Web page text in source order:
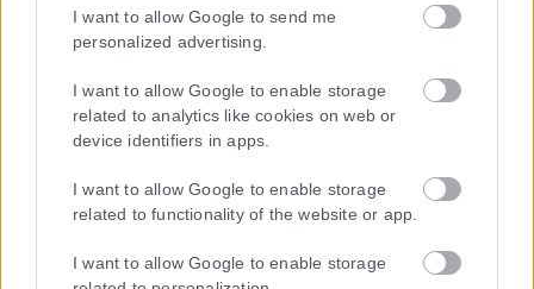
I want to allow Google to send me
personalized advertising.
I want to allow Google to enable storage
related to analytics like cookies on web or
device identifiers in apps.
I want to allow Google to enable storage
related to functionality of the website or app.
I want to allow Google to enable storage
Η εταιρεία με την επωνυμία “POLITICAL MEDIA GROUP A.E.” και κατ’
συμμορφώνονται με τη Σύσταση (ΕΕ) 2018/334 της Επιτροπής της
1ης Μαρτίου 2018 σχετικά με τα μέτρα για την αποτελεσματική
αντιμετώπιση του παράνομου περιεχομένου στο διαδίκτυο (L 63).
Μοναδικός αριθμός Μ.Η.Τ. 262048